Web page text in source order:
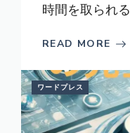
時間を取られる
READ MORE
ワードプレス